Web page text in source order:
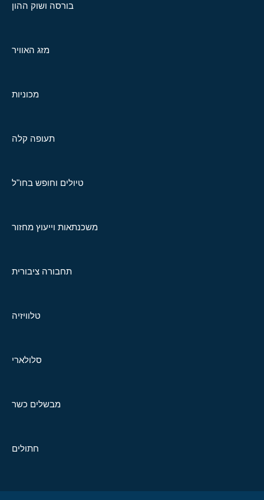
בורסה ושוק ההון
מזג האוויר
מכוניות
תעופה קלה
טיולים וחופש בחו"ל
משכנתאות וייעוץ מחזור
תחבורה ציבורית
טלוויזיה
סלולארי
מבשלים כשר
חתולים